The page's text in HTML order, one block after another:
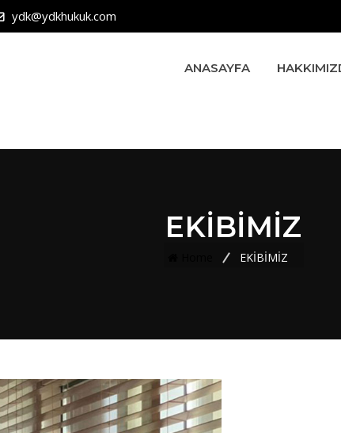
ydk@ydkhukuk.com
ANASAYFA
EKİBİMİZ
EKİBİMİZ